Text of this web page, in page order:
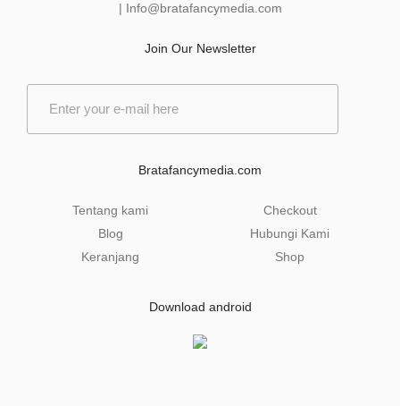
| Info@bratafancymedia.com
Join Our Newsletter
Bratafancymedia.com
Tentang kami
Blog
Keranjang
Checkout
Hubungi Kami
Shop
Download android